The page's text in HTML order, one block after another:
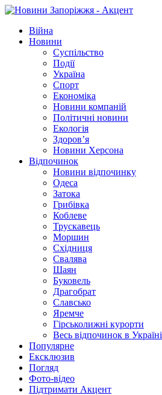
Війна
Новини
Суспільство
Події
Україна
Спорт
Економіка
Новини компаній
Політичні новини
Екологія
Здоров’я
Новини Херсона
Відпочинок
Новини відпочинку
Одеса
Затока
Грибівка
Коблеве
Трускавець
Моршин
Східниця
Свалява
Шаян
Буковель
Драгобрат
Славсько
Яремче
Гірськолижні курорти
Весь відпочинок в Україні
Популярне
Ексклюзив
Погляд
Фото-відео
Підтримати Акцент